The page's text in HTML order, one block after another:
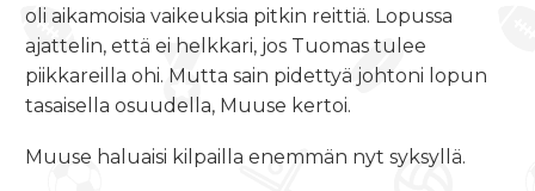
oli aikamoisia vaikeuksia pitkin reittiä. Lopussa
ajattelin, että ei helkkari, jos Tuomas tulee
piikkareilla ohi. Mutta sain pidettyä johtoni lopun
tasaisella osuudella, Muuse kertoi.
Muuse haluaisi kilpailla enemmän nyt syksyllä.